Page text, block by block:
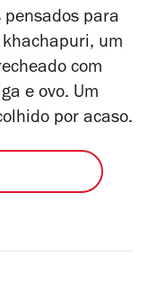
para
um
com
e ovo. Um
por acaso.